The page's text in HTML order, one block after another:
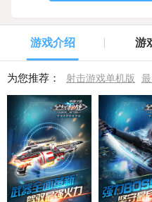
游戏介绍 游
为您推荐： 射击游戏单机版